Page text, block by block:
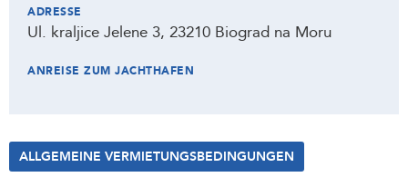
ADRESSE
Ul. kraljice Jelene 3, 23210 Biograd na Moru
ANREISE ZUM JACHTHAFEN
ALLGEMEINE VERMIETUNGSBEDINGUNGEN